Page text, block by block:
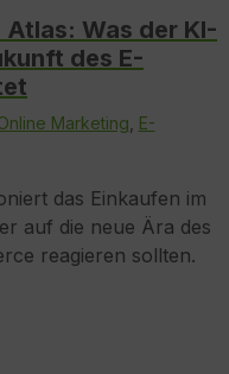
Atlas: Was der KI-
des E-
Marketing E-
das Einkaufen im
auf die neue Ära des
reagieren sollten.